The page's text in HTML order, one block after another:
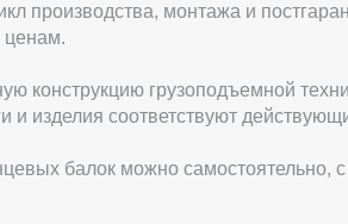
производства, монтажа и
ценам.
конструкцию грузоподъемной
и изделия соответствуют
балок можно